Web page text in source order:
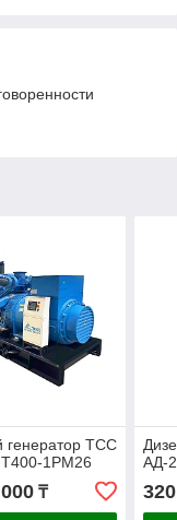
генератор ТСС
1РМ26
₸
АД-